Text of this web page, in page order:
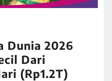
Dunia 2026
Dari
(Rp1.2T)